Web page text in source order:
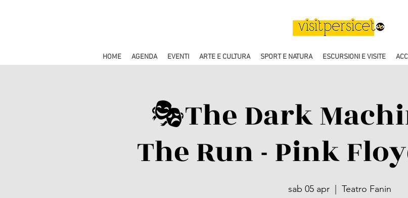
HOME AGENDA EVENTI ARTE E CULTURA SPORT E NATURA ESCURSIONI E VISITE
🎭​The Dark
The Run - Pink
sab 05 apr Teatro Fanin